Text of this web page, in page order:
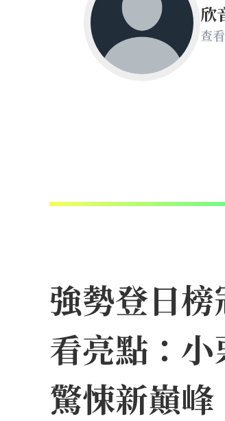
欣
查
強勢登日
看亮點：
驚悚新巔峰